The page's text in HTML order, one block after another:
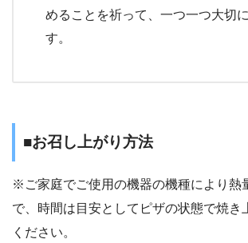
めることを祈って、一つ一つ大切
す。
■お召し上がり方法
※ご家庭でご使用の機器の機種により熱
で、時間は目安としてピザの状態で焼き
ください。